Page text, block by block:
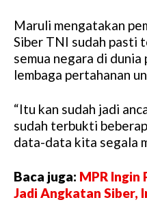
Maruli mengatakan
Siber TNI sudah pasti
semua negara di dunia
lembaga pertahanan
“Itu kan sudah jadi
sudah terbukti
data-data kita segala
Baca juga: MPR Ingin
Jadi Angkatan Siber,